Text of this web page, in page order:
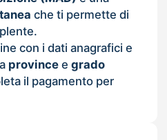
che ti permette di
con i dati anagrafici e
provincee grado
il pagamento per